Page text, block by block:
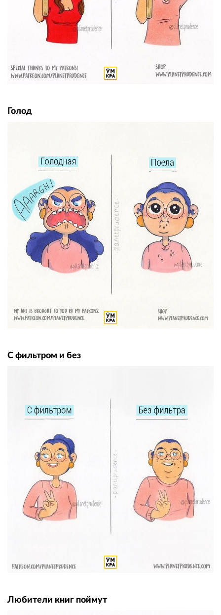
Голод
С фильтром и без
Любители книг поймут